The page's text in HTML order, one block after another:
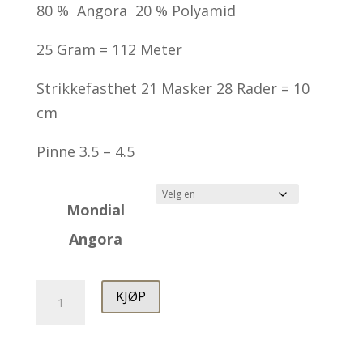
80 % Angora 20 % Polyamid
25 Gram = 112 Meter
Strikkefasthet 21 Masker 28 Rader = 10
cm
Pinne 3.5 – 4.5
Mondial
Angora
KJØP